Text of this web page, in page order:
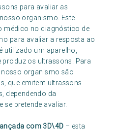
para avaliar as
organismo. Este
médico no diagnóstico de
para avaliar a resposta ao
utilizado um aparelho,
os ultrassons. Para
organismo são
que emitem ultrassons
dependendo da
pretende avaliar.
com 3D\4D – esta